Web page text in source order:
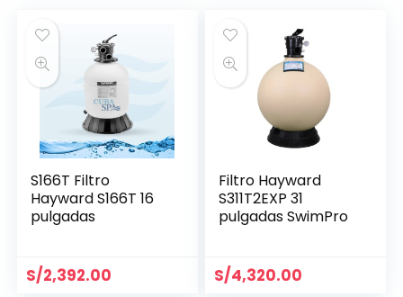
S166T Filtro
Hayward S166T 16
pulgadas
S/2,392.00
Filtro Hayward
S311T2EXP 31
pulgadas SwimPro
S/4,320.00